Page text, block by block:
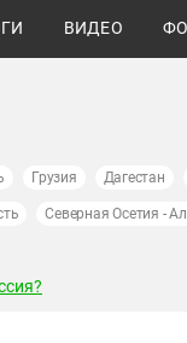
ВИДЕО
Грузия Дагестан
Северная Осетия -